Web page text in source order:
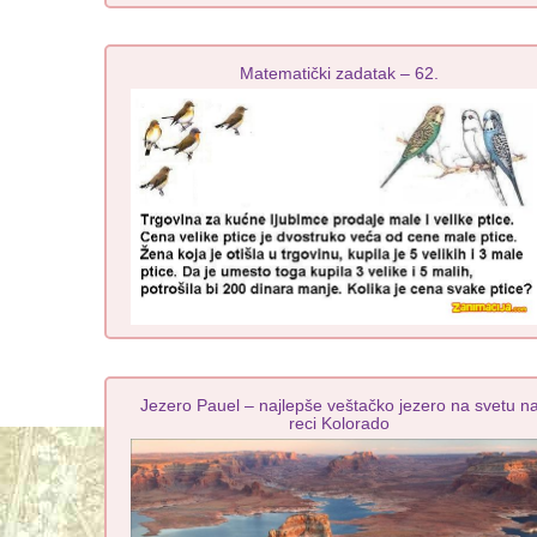
Matematički zadatak – 62.
Jezero Pauel – najlepše veštačko jezero na svetu
reci Kolorado